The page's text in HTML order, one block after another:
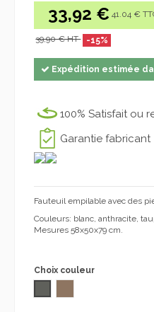
33,92 € 41.04 €
39,90 € HT -15%
Expédition estimée
100% Satisfait ou
Garantie fabricant
Fauteuil empilable avec des
Couleurs: blanc, anthracite,
Mesures 58x50x79 cm.
Choix couleur